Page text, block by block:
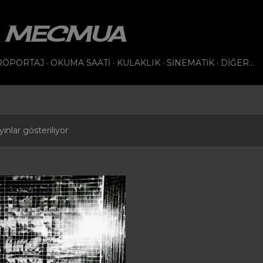
MECMUA
OKUMA SAATI KULAKLIK SINEMATIK DIĞER…
gösteriliyor